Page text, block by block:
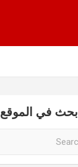
ابحث في الموقع